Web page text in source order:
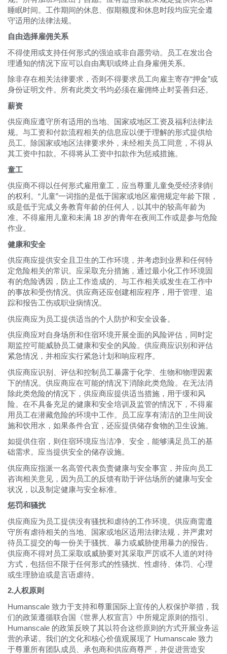
睡眠时间。工作期间的休息、假期额度和休息时段均应完全遵
守适用的法律法规。
自由选择雇佣关系
不得使用或支持任何形式的强迫或非自愿劳动。员工在发出合
理通知的情况下应可以自由离职或终止自身雇佣关系。
除非存在相关法律要求，否则不得要求员工向雇主寄存“押金”或
身份证明文件。所有此类文书均必须在雇佣终止时妥善归还。
薪资
供应商应遵守所有适用的当地、国家或地区工资及福利法律法
规。与工资和付款流程相关的信息应以便于理解的形式提供给
员工。除国家或地区法律要求外，未经相关员工同意，不得从
其工资中扣款。不得将从工资中扣款作为惩戒措施。
童工
供应商不得以任何形式雇用童工，应当尊重儿童免受经济剥削
的权利。“儿童”一词指的是低于国家或地区雇佣规定年龄下限，
或是低于完成义务教育年龄的任何人，以其中的较高年龄为
准。不得雇用儿童和未满 18 岁的青年在夜间工作或是参与危险
作业。
健康和安全
供应商应提供安全且卫生的工作环境，并考虑到业界和任何特
定危险相关的常识。应采取充分措施，通过最小化工作环境固
有的危险诱因，防止工作造成的、与工作相关或发生在工作中
的事故和受伤情况。供应商还应创建相应程序，用于管理、追
踪和报告工伤或职业病情况。
供应商应为员工提供适当的个人防护和安全设备。
供应商应对自身场所和住宿环境开展全面的风险评估，同时定
期监控可能威胁员工健康和安全的风险。供应商应识别和评估
紧急情况，并相应实行紧急计划和响应程序。
供应商应识别、评估和控制员工暴露于化学、生物和物理因素
下的情况。供应商应在可能的情况下消除此类危险。在无法消
除此类危险的情况下，供应商应提供适当措施，用于缓和风
险。在不具备充足的健康和安全培训及监管的情况下，不得雇
用员工在潜藏危险的环境中工作。员工应享有清洁的卫生间设
施和饮用水，如果条件合宜，还应提供储存食物的卫生设施。
如提供住宿，则住宿环境应当洁净、安全，能够满足员工的基
础需求。应当提供安全的储存设施。
供应商应指派一名高管代表负责健康与安全事宜，并应向员工
咨询相关意见，因为员工的反馈有助于评估场所的健康与安全
状况，以及制定健康与安全标准。
惩罚和骚扰
供应商应为员工提供没有骚扰和虐待的工作环境。供应商需遵
守所有虐待相关的当地、国家或地区适用法律法规，并严肃对
待员工提交的每一份关于骚扰、暴力或威胁使用暴力的报告。
供应商不得对员工采取或威胁要对其采取严厉或不人道的对待
方式，包括但不限于任何形式的性骚扰、性虐待、体罚、心理
或生理胁迫或是言语虐待。
2.人权原则
Humanscale 致力于支持和尊重国际上宣传的人权保护举措，我
们的政策遵循联合国《世界人权宣言》中所规定原则的指引。
Humanscale 的政策反映了其以符合这些原则的方式开展业务运
营的承诺。我们的文化和核心价值观展现了 Humanscale 致力
于尊重所有团队成员、承包商和供应商尊严，并促进营造安